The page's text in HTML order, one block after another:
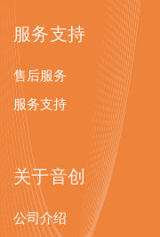
服务支持
售后服务
服务支持
关于音创
公司介绍